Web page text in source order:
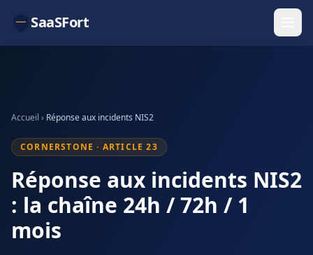
SaaSFort
Accueil › Réponse aux incidents NIS2
CORNERSTONE · ARTICLE 23
Réponse aux incidents NIS2
: la chaîne 24h / 72h / 1
mois